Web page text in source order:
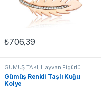
₺706,39
GÜMÜŞ TAKI, Hayvan Figürlü
Kolyeler ,Kadın Kolyeleri Kolye
Kuşlu Kolyeler
Gümüş Renkli Taşlı Kuğu
Kolye